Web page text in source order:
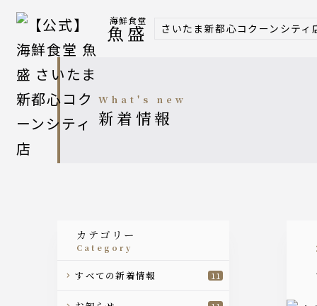
海鮮食堂
魚盛 さいたま新都心コクーンシティ
what's new
新着情報
カテゴリー
category
すべての新着情報 11